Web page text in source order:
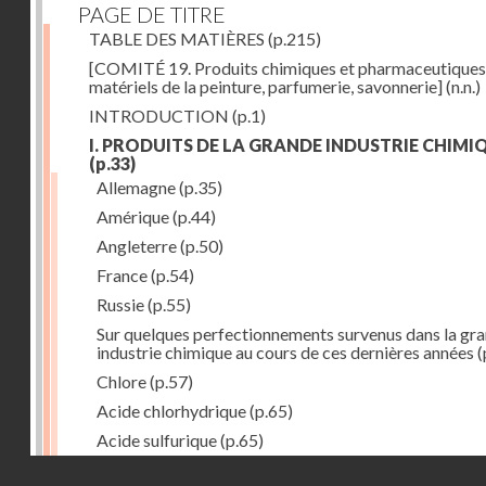
PAGE DE TITRE
TABLE DES MATIÈRES (p.215)
[COMITÉ 19. Produits chimiques et
matériels de la peinture, parfumerie, savonnerie](n.n.)
INTRODUCTION (p.1)
I. PRODUITS DE LA GRANDE INDUSTRIE
(p.33)
Allemagne(p.35)
Amérique(p.44)
Angleterre(p.50)
France(p.54)
Russie(p.55)
Sur quelques perfectionnements survenus dans la
industrie chimique au cours de ces dernières années
Chlore(p.57)
Acide chlorhydrique(p.65)
Acide sulfurique(p.65)